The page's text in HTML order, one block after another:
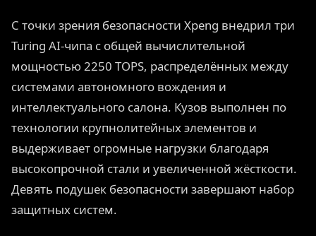
С точки зрения безопасности Xpeng внедрил три
Turing AI-чипа с общей вычислительной
мощностью 2250 TOPS, распределённых между
системами автономного вождения и
интеллектуального салона. Кузов выполнен по
технологии крупнолитейных элементов и
выдерживает огромные нагрузки благодаря
высокопрочной стали и увеличенной жёсткости.
Девять подушек безопасности завершают набор
защитных систем.